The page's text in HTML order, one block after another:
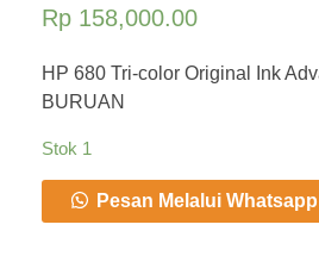
Rp 158,000.00
HP 680 Tri-color Original Ink
BURUAN
Stok 1
Pesan Melalui Whatsapp